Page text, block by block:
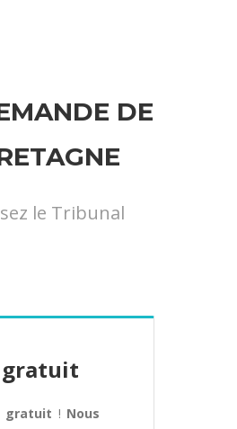
DE
le Tribunal
gratuit
gratuit ! Nous